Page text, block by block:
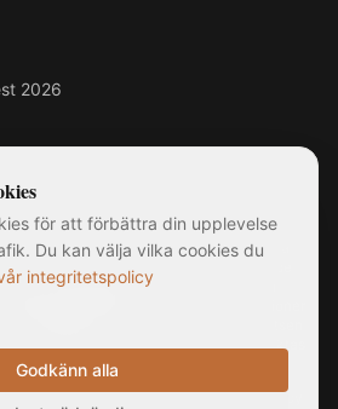
2026
och företagsnamn som visas på denna
ägare. MittNyaHus.se är en oberoende
koppling till, samarbete med eller
produkter. Informationen på webbplatsen
tillgängliga källor och ska inte betraktas
som rådgivning.
rättigheter förbehållna|Integritetspolicy
för att förbättra din upplevelse
Du kan välja vilka cookies du
integritetspolicy
Godkänn alla